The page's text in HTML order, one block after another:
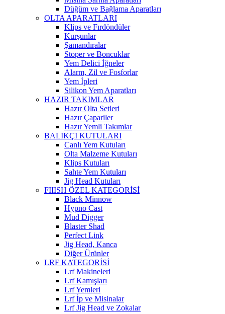
Düğüm ve Bağlama Aparatları
OLTA APARATLARI
Klips ve Fırdöndüler
Kurşunlar
Şamandıralar
Stoper ve Boncuklar
Yem Delici İğneler
Alarm, Zil ve Fosforlar
Yem İpleri
Silikon Yem Aparatları
HAZIR TAKIMLAR
Hazır Olta Setleri
Hazır Çapariler
Hazır Yemli Takımlar
BALIKÇI KUTULARI
Canlı Yem Kutuları
Olta Malzeme Kutuları
Klips Kutuları
Sahte Yem Kutuları
Jig Head Kutuları
FIIISH ÖZEL KATEGORİSİ
Black Minnow
Hypno Cast
Mud Digger
Blaster Shad
Perfect Link
Jig Head, Kanca
Diğer Ürünler
LRF KATEGORİSİ
Lrf Makineleri
Lrf Kamışları
Lrf Yemleri
Lrf İp ve Misinalar
Lrf Jig Head ve Zokalar